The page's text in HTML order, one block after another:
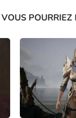
VOUS